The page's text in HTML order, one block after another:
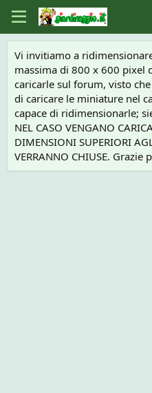
Vi invitiamo a
massima di 800 x 600 pixel
caricarle sul forum, visto
di caricare le miniature nel
capace di ridimensionarle;
NEL CASO VENGANO
DIMENSIONI SUPERIORI
VERRANNO CHIUSE. Grazie